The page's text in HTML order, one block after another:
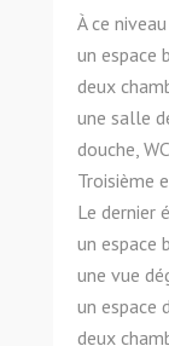
À ce
un espace
deux
une salle
douche,
Troisième
Le dernier
un espace
une vue
un espace
deux